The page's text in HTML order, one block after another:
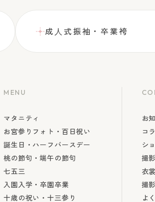
成⼈式振袖・卒業袴
MENU
マタニティ
お宮参りフォト・百日祝い
誕生日・ハーフバースデー
桃の節句・端午の節句
七五三
入園入学・卒園卒業
十歳の祝い・十三参り
お
コ
シ
撮
衣
撮
よ